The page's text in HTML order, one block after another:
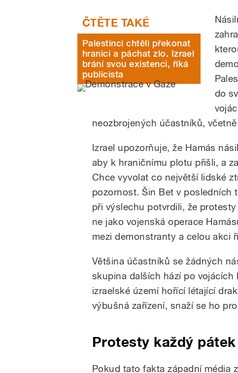
Palestinci chtěli překonat
hranici a páchat zlo. Izrael
brání svou existenci, říká
publicista
do
neozbrojených účastníků,
Izrael upozorňuje, že Hamás
aby k hraničnímu plotu přišli, a
Chce vyvolat co největší lidské
pozornost. Šin Bet v posledních
při výslechu potvrdili, že
ne jako vojenská operace
mezi demonstranty a celou akci
Většina účastníků se žádných
skupina dalších hází po vojácích
izraelské území hořící létající
výbušná zařízení, snaží se ho
Protesty každý pátek
Pokud tato fakta západní média